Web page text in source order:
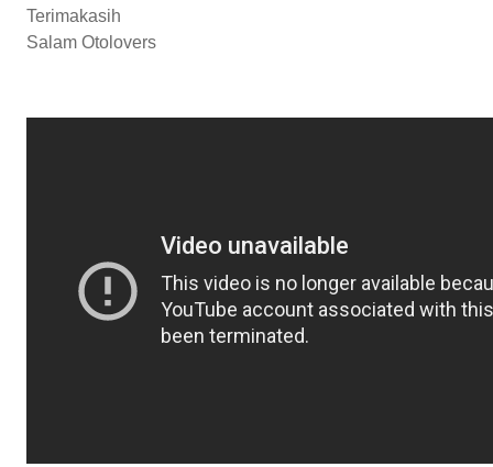
Terimakasih
Salam Otolovers